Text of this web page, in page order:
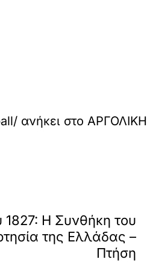
ανήκει στο ΑΡΓΟΛΙΚΗ
Η Συνθήκη του
της Ελλάδας –
Πτήση